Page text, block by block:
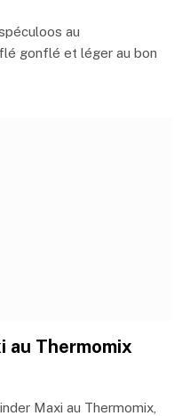
au
gonflé et léger au bon
au Thermomix
Maxi au Thermomix,